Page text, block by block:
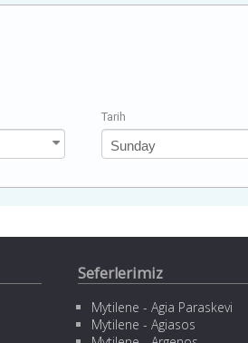
Tarih
Seferlerimiz
Mytilene - Agia Paraskevi
Mytilene - Agiasos